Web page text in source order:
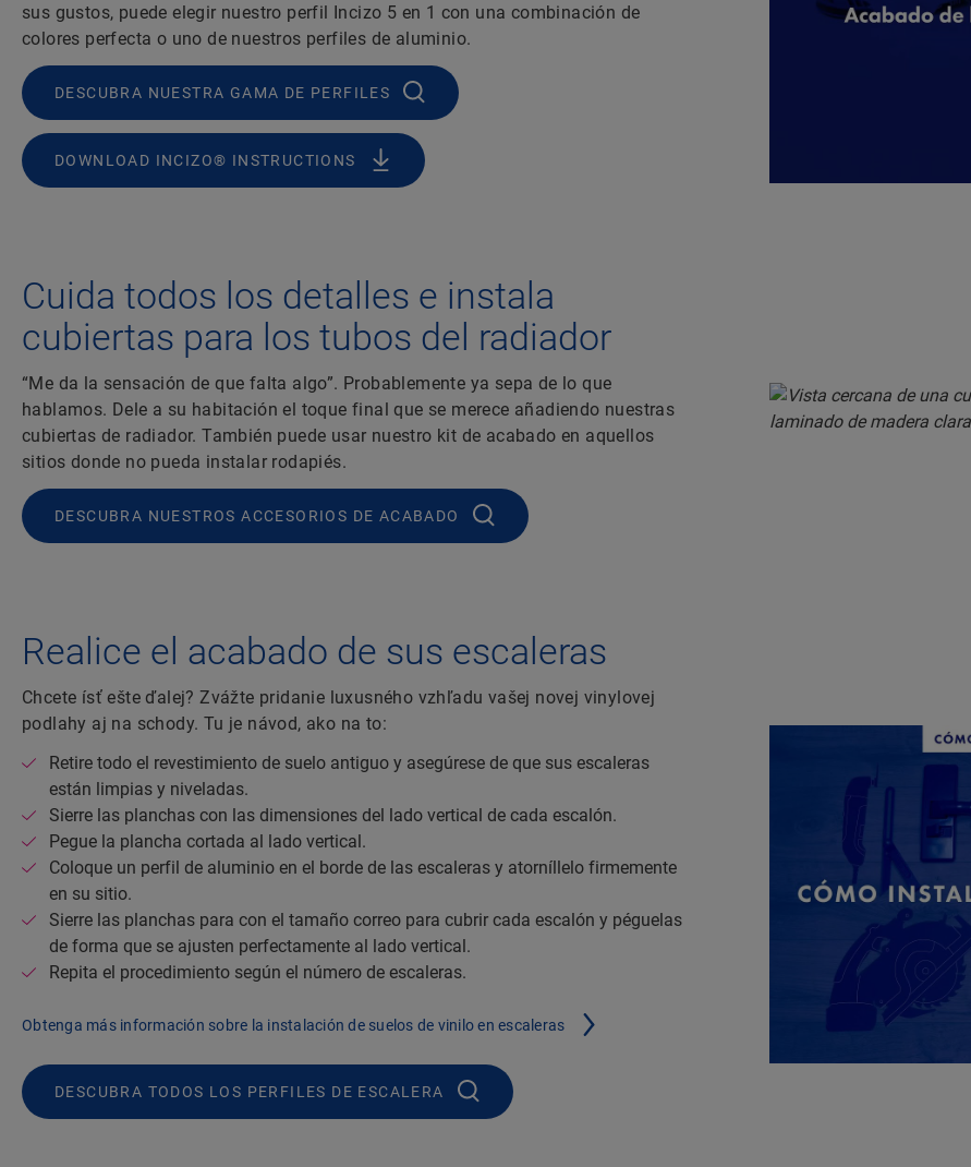
sus gustos, puede elegir nuestro perfil Incizo 5 en 1 con una combinación de
colores perfecta o uno de nuestros perfiles de aluminio.
DESCUBRA NUESTRA GAMA DE PERFILES
DOWNLOAD INCIZO® INSTRUCTIONS
Cuida todos los detalles e instala
cubiertas para los tubos del radiador
“Me da la sensación de que falta algo”. Probablemente ya sepa de lo que
hablamos. Dele a su habitación el toque final que se merece añadiendo nuestras
cubiertas de radiador. También puede usar nuestro kit de acabado en aquellos
sitios donde no pueda instalar rodapiés.
DESCUBRA NUESTROS ACCESORIOS DE ACABADO
Realice el acabado de sus escaleras
Chcete ísť ešte ďalej? Zvážte pridanie luxusného vzhľadu vašej novej vinylovej
podlahy aj na schody. Tu je návod, ako na to:
Retire todo el revestimiento de suelo antiguo y asegúrese de que sus escaleras
están limpias y niveladas.
Sierre las planchas con las dimensiones del lado vertical de cada escalón.
Pegue la plancha cortada al lado vertical.
Coloque un perfil de aluminio en el borde de las escaleras y atorníllelo firmemente
en su sitio.
Sierre las planchas para con el tamaño correo para cubrir cada escalón y péguelas
de forma que se ajusten perfectamente al lado vertical.
Repita el procedimiento según el número de escaleras.
Obtenga más información sobre la instalación de suelos de vinilo en escaleras
DESCUBRA TODOS LOS PERFILES DE ESCALERA